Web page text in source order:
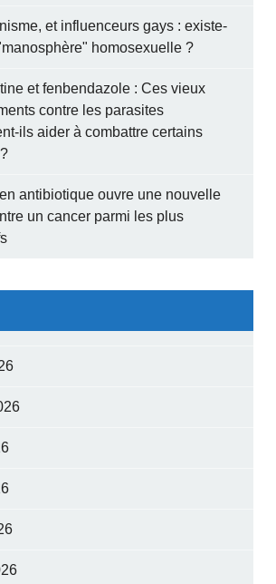
et influenceurs gays : existe-
homosexuelle ?
et fenbendazole : Ces vieux
contre les parasites
ils aider à combattre certains
antibiotique ouvre une nouvelle
un cancer parmi les plus